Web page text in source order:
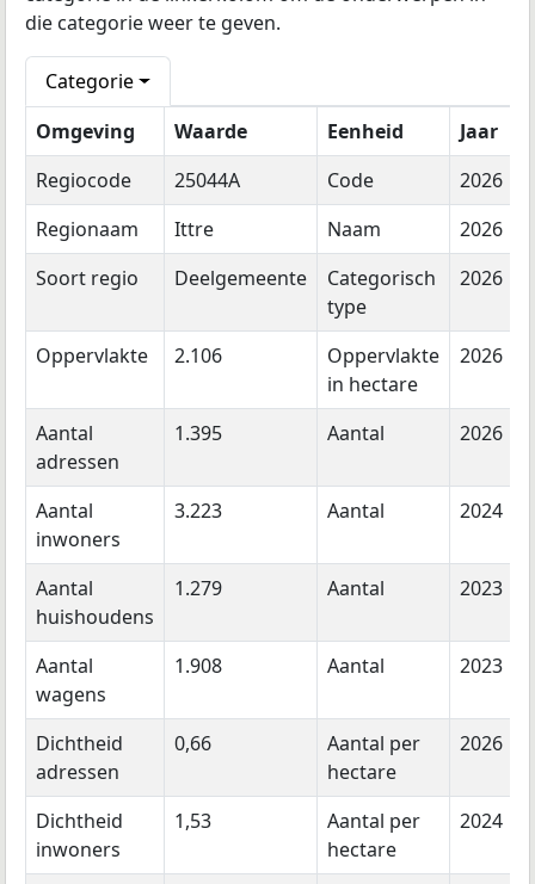
die categorie weer te geven.
Categorie
Omgeving
Waarde Eenheid
Jaar
Regiocode
25044A Code
2026
Regionaam
Ittre Naam
2026
Soort regio
Deelgemeente
Categorisch
type
2026
Oppervlakte 2.106
Oppervlakte
in hectare
2026
Aantal
adressen
1.395 Aantal 2026
Aantal
inwoners
3.223 Aantal 2024
Aantal
huishoudens
1.279 Aantal 2023
Aantal
wagens
1.908 Aantal 2023
Dichtheid
adressen
0,66
Aantal per
hectare
2026
Dichtheid
inwoners
1,53
Aantal per
hectare
2024